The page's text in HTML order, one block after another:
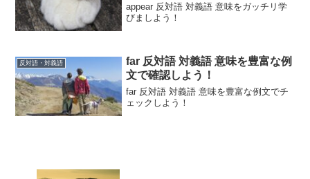
appear 反対語 対義語 意味をガッチリ学
びましよう！
反対語・対義語
far 反対語 対義語 意味を豊富な例
文で確認しよう！
far 反対語 対義語 意味を豊富な例文でチ
ェックしよう！